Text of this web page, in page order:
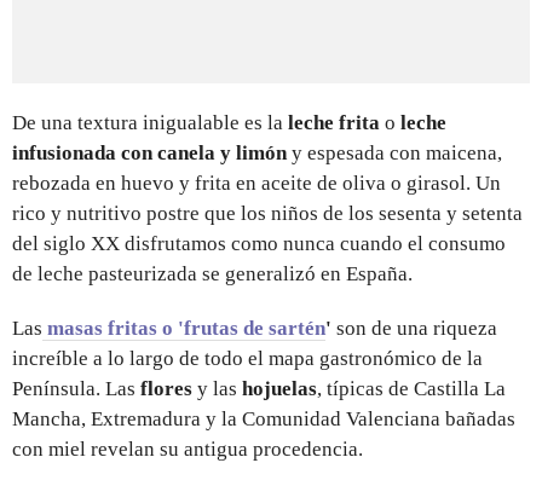
De una textura inigualable es la leche frita o leche
infusionada con canela y limóny espesada con maicena,
rebozada en huevo y frita en aceite de oliva o girasol. Un
rico y nutritivo postre que los niños de los sesenta y setenta
del siglo XX disfrutamos como nunca cuando el consumo
de leche pasteurizada se generalizó en España.
Las masas fritas o 'frutas de sartén' son de una riqueza
increíble a lo largo de todo el mapa gastronómico de la
Península. Las flores y las hojuelas, típicas de Castilla La
Mancha, Extremadura y la Comunidad Valenciana bañadas
con miel revelan su antigua procedencia.